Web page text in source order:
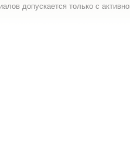
допускается только с